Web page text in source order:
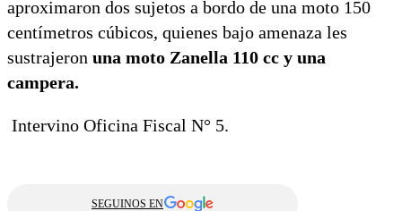
aproximaron dos sujetos a bordo de una moto 150
centímetros cúbicos, quienes bajo amenaza les
sustrajeron una moto Zanella 110 cc y una
campera.
Intervino Oficina Fiscal N° 5.
SEGUINOS EN